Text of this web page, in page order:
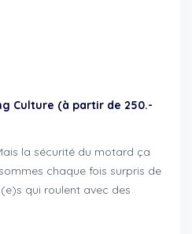
Culture (à partir de 250.-
la sécurité du motard ça
chaque fois surpris de
qui roulent avec des